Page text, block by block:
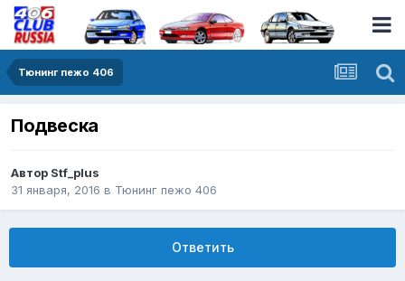
Тюнинг пежо 406
Подвеска
Автор Stf_plus
31 января, 2016 в Тюнинг пежо 406
Ответить